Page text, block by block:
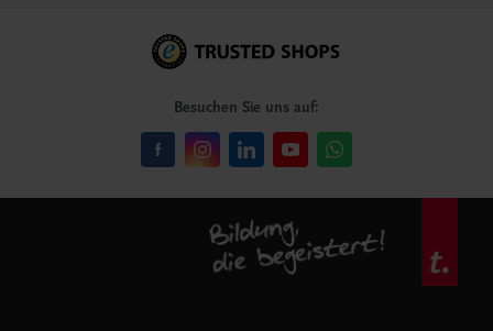
Besuchen Sie uns auf: